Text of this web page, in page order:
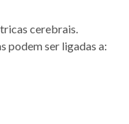
cerebrais.
podem ser ligadas a: